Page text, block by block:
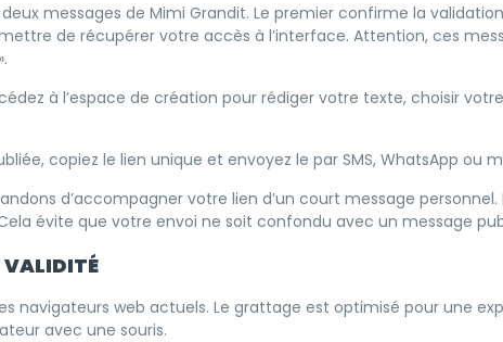
messages de Mimi Grandit. Le premier confirme la
de récupérer votre accès à l’interface. Attention, ces
à l’espace de création pour rédiger votre texte, choisir
copiez le lien unique et envoyez le par SMS, WhatsApp ou
d’accompagner votre lien d’un court message personnel.
évite que votre envoi ne soit confondu avec un message
VALIDITÉ
navigateurs web actuels. Le grattage est optimisé pour une
avec une souris.